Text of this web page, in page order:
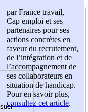
par France travail,
Cap emploi et ses
partenaires pour ses
actions concrètes en
faveur du recrutement,
de l’intégration et de
l’accompagnement de
ses collaborateurs en
situation de handicap.
Pour en savoir plus,
consultez cet article.